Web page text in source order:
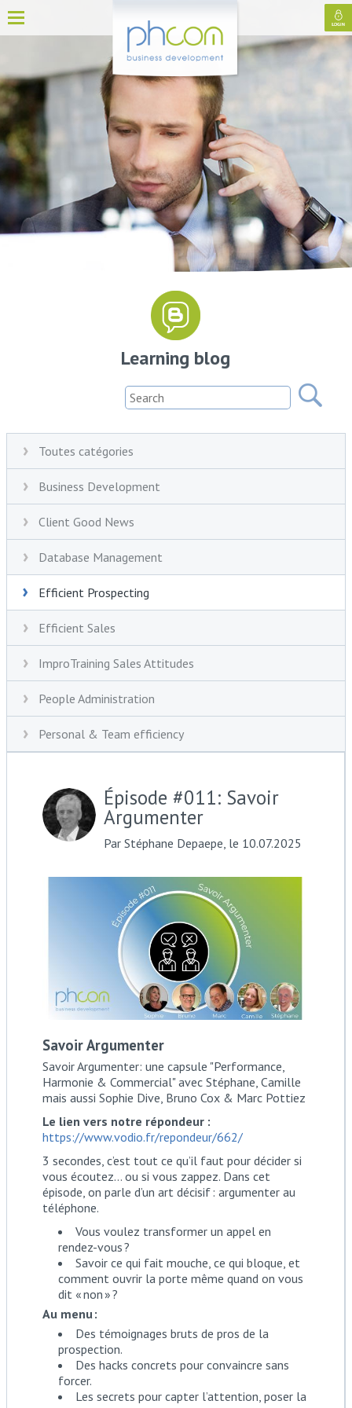
Learning blog
Toutes catégories
Business Development
Client Good News
Database Management
Efficient Prospecting
Efficient Sales
ImproTraining Sales Attitudes
People Administration
Personal & Team efficiency
Épisode #011: Savoir
Argumenter
Par Stéphane Depaepe, le 10.07.2025
Savoir Argumenter
Savoir Argumenter: une capsule "Performance,
Harmonie & Commercial" avec Stéphane, Camille
mais aussi Sophie Dive, Bruno Cox & Marc Pottiez
Le lien vers notre répondeur :
https://www.vodio.fr/repondeur/662/
3 secondes, c’est tout ce qu’il faut pour décider si
vous écoutez… ou si vous zappez. Dans cet
épisode, on parle d’un art décisif : argumenter au
téléphone.
Vous voulez transformer un appel en
rendez-vous ?
Savoir ce qui fait mouche, ce qui bloque, et
comment ouvrir la porte même quand on vous
dit « non » ?
Au menu :
Des témoignages bruts de pros de la
prospection.
Des hacks concrets pour convaincre sans
forcer.
Les secrets pour capter l’attention, poser la